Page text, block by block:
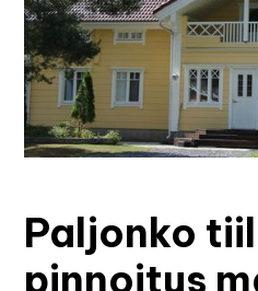
Paljonko
pinnoitus